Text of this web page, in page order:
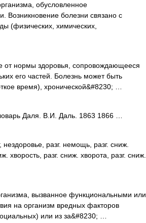
обусловленное
болезни связано с
(физических, химических,
нормы здоровья, сопровождающееся
его частей. Болезнь может быть
время), хронической&#8230; …
Даля. В.И. Даль. 1863 1866 …
разг. немощь, разг. сниж.
хворость, разг. сниж. хворота, разг. сниж.
вызванное функциональными или
на организм вредных факторов
или из за&#8230; …